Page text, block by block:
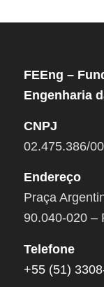
FEEng –
Engenharia
CNPJ
02.475.386/
Endereço
Praça
90.040-020 –
Telefone
+55 (51)